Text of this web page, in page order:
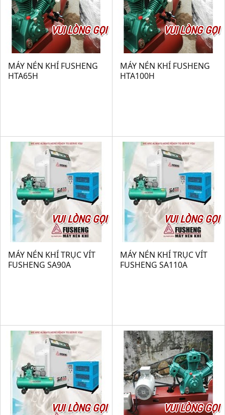
VUI LÒNG GỌI
MÁY NÉN KHÍ FUSHENG
HTA65H
VUI LÒNG GỌI
MÁY NÉN KHÍ FUSHENG
HTA100H
VUI LÒNG GỌI
MÁY NÉN KHÍ TRỤC VÍT
FUSHENG SA90A
VUI LÒNG GỌI
MÁY NÉN KHÍ TRỤC VÍT
FUSHENG SA110A
VUI LÒNG GỌI VUI LÒNG GỌI